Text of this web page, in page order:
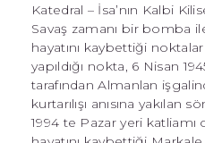
Katedral – İsa’nın Kalbi
Savaş zamanı bir bomba
hayatını kaybettiği noktalar
yapıldığı nokta, 6 Nisan
tarafından Almanlan
kurtarılışı anısına yakılan
1994 te Pazar yeri katliamı